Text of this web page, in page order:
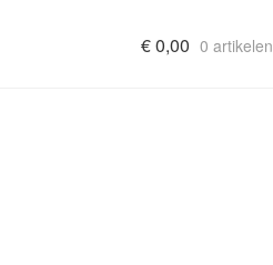
€0,00 0 artikelen